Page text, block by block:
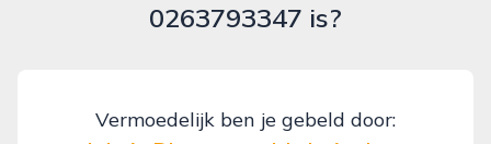
0263793347 is?
Vermoedelijk ben je gebeld door: